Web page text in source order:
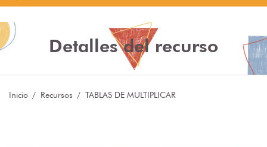
Detalles del recurso
Inicio Recursos TABLAS DE MULTIPLICAR